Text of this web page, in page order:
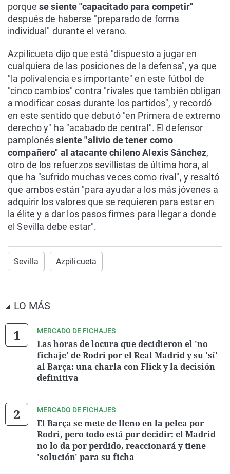
porque se siente "capacitado para competir"
después de haberse "preparado de forma
individual" durante el verano.
Azpilicueta dijo que está "dispuesto a jugar en
cualquiera de las posiciones de la defensa", ya que
"la polivalencia es importante" en este fútbol de
"cinco cambios" contra "rivales que también obligan
a modificar cosas durante los partidos", y recordó
en este sentido que debutó "en Primera de extremo
derecho y" ha "acabado de central". El defensor
pamplonéssiente "alivio de tener como
compañero" al atacante chileno Alexis Sánchez,
otro de los refuerzos sevillistas de última hora, al
que ha "sufrido muchas veces como rival", y resaltó
que ambos están "para ayudar a los más jóvenes a
adquirir los valores que se requieren para estar en
la élite y a dar los pasos firmes para llegar a donde
el Sevilla debe estar".
Sevilla Azpilicueta
LO MÁS
MERCADO DE FICHAJES
Las horas de locura que decidieron el 'no
fichaje' de Rodri por el Real Madrid y su 'sí'
al Barça: una charla con Flick y la decisión
definitiva
MERCADO DE FICHAJES
El Barça se mete de lleno en la pelea por
Rodri, pero todo está por decidir: el Madrid
no lo da por perdido, reaccionará y tiene
'solución' para su ficha